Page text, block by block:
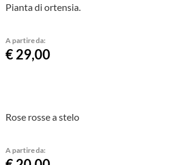
Pianta di ortensia.
A partire da:
€ 29,00
Rose rosse a stelo
A partire da: